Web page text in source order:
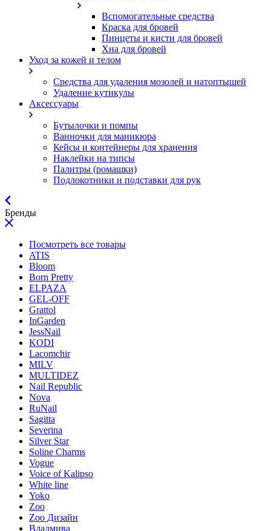
Вспомогательные средства
Краска для бровей
Пинцеты и кисти для бровей
Хна для бровей
Уход за кожей и телом
Средства для удаления мозолей и натоптышей
Удаление кутикулы
Аксессуары
Бутылочки и помпы
Ванночки для маникюра
Кейсы и контейнеры для хранения
Наклейки на типсы
Палитры (ромашки)
Подлокотники и подставки для рук
Бренды
Посмотреть все товары
ATIS
Bloom
Born Pretty
ELPAZA
GEL-OFF
Grattol
InGarden
JessNail
KODI
Lacomchir
MILV
MULTIDEZ
Nail Republic
Nova
RuNail
Sagitta
Severina
Silver Star
Soline Charms
Vogue
Voice of Kalipso
White line
Yoko
Zoo
Zoo Дизайн
Владмива